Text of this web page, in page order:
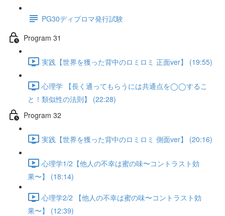
PG30ディプロマ発行試験
Program 31
実践【世界を獲った背中のロミロミ 正面ver】 (19:55)
心理学 【長く通ってもらうには共通点を◯◯するこ
と！類似性の法則】 (22:28)
Program 32
実践【世界を獲った背中のロミロミ 側面ver】 (20:16)
心理学1/2【他人の不幸は蜜の味〜コントラスト効
果〜】 (18:14)
心理学2/2 【他人の不幸は蜜の味〜コントラスト効
果〜】 (12:39)